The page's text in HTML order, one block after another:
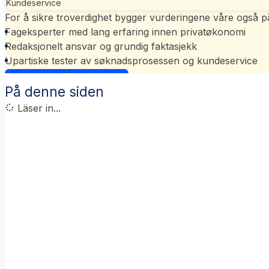
Kundeservice
For å sikre troverdighet bygger vurderingene våre også
Fageksperter med lang erfaring innen privatøkonomi
Redaksjonelt ansvar og grundig faktasjekk
Upartiske tester av søknadsprosessen og kundeservice
Les mer om vårt ratingsystem
På denne siden
Läser in...